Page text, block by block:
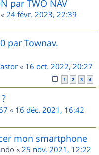
par TWO NAV
« 24 févr. 2023, 22:39
par Townav.
« 16 oct. 2022, 20:27
1 2 3 4
« 16 déc. 2021, 16:42
mon smartphone
« 25 nov. 2021, 12:22